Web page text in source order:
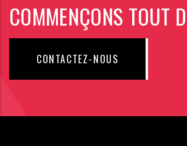
COMMENÇONS TOUT
CONTACTEZ-NOUS